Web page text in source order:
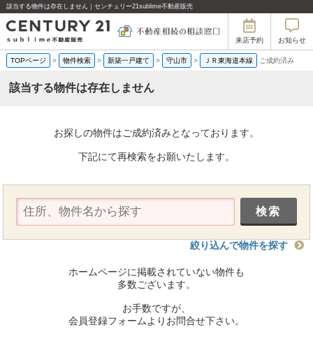
該当する物件は存在しません｜センチュリー21sublime不動産販売
来店予約 お知らせ
TOPページ > 物件検索 > 新築一戸建て > 守山市 > ＪＲ東海道本線 ご成約済み
該当する物件は存在しません
お探しの物件はご成約済みとなっております。
下記にて再検索をお願いたします。
絞り込んで物件を探す
ホームページに掲載されていない物件も
多数ございます。
お手数ですが、
会員登録フォームよりお問合せ下さい。